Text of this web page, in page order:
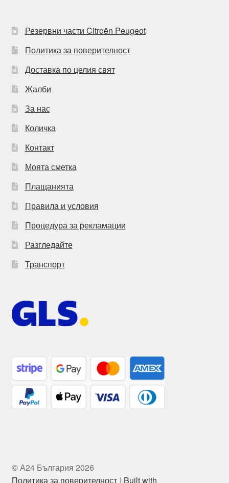
Резервни части Citroën Peugeot
Политика за поверителност
Доставка по целия свят
Жалби
За нас
Количка
Контакт
Моята сметка
Плащанията
Правила и условия
Процедура за рекламации
Разгледайте
Транспорт
© А24 България 2026
Политика за поверителност
Built with